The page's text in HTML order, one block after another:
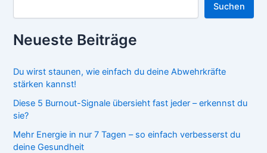
Suchen
Neueste Beiträge
Du wirst staunen, wie einfach du deine Abwehrkräfte
stärken kannst!
Diese 5 Burnout-Signale übersieht fast jeder – erkennst du
sie?
Mehr Energie in nur 7 Tagen – so einfach verbesserst du
deine Gesundheit